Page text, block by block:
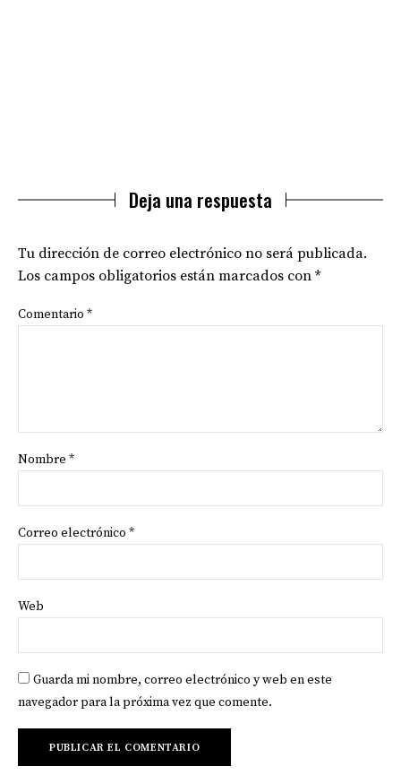
Deja una respuesta
Tu dirección de correo electrónico no será publicada.
Los campos obligatorios están marcados con *
Comentario *
Nombre *
Correo electrónico *
Web
Guarda mi nombre, correo electrónico y web en este
navegador para la próxima vez que comente.